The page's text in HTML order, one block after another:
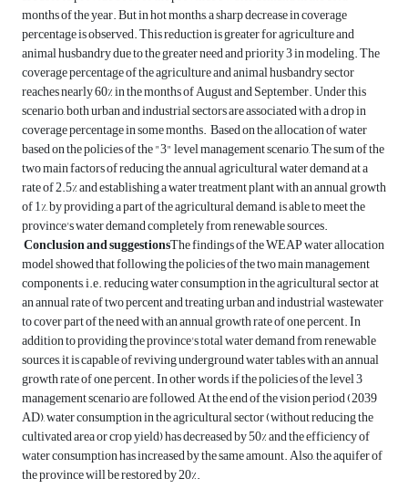
months of the year. But in hot months, a sharp decrease in coverage
percentage is observed. This reduction is greater for agriculture and
animal husbandry due to the greater need and priority 3 in modeling. The
coverage percentage of the agriculture and animal husbandry sector
reaches nearly 60% in the months of August and September. Under this
scenario, both urban and industrial sectors are associated with a drop in
coverage percentage in some months. Based on the allocation of water
based on the policies of the "3" level management scenario, The sum of the
two main factors of reducing the annual agricultural water demand at a
rate of 2.5% and establishing a water treatment plant with an annual growth
of 1%, by providing a part of the agricultural demand, is able to meet the
province's water demand completely from renewable sources.
Conclusion and suggestionsThe findings of the WEAP water allocation
model showed that following the policies of the two main management
components, i.e. reducing water consumption in the agricultural sector at
an annual rate of two percent and treating urban and industrial wastewater
to cover part of the need with an annual growth rate of one percent. In
addition to providing the province's total water demand from renewable
sources, it is capable of reviving underground water tables with an annual
growth rate of one percent. In other words, if the policies of the level 3
management scenario are followed, At the end of the vision period (2039
AD), water consumption in the agricultural sector (without reducing the
cultivated area or crop yield) has decreased by 50% and the efficiency of
water consumption has increased by the same amount. Also, the aquifer of
the province will be restored by 20%.